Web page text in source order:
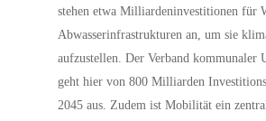
stehen etwa Milliardeninvestitionen für
Abwasserinfrastrukturen an, um sie
aufzustellen. Der Verband kommunaler
geht hier von 800 Milliarden
2045 aus. Zudem ist Mobilität ein